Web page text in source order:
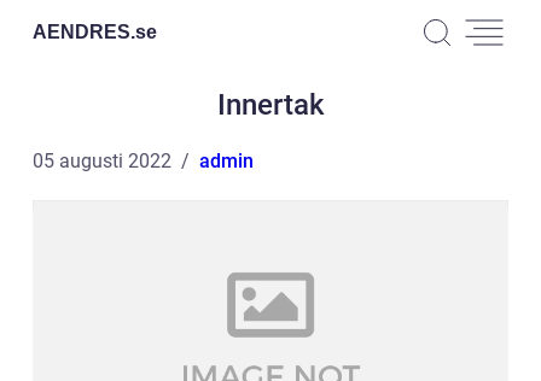
AENDRES.se
Innertak
05 augusti 2022 admin